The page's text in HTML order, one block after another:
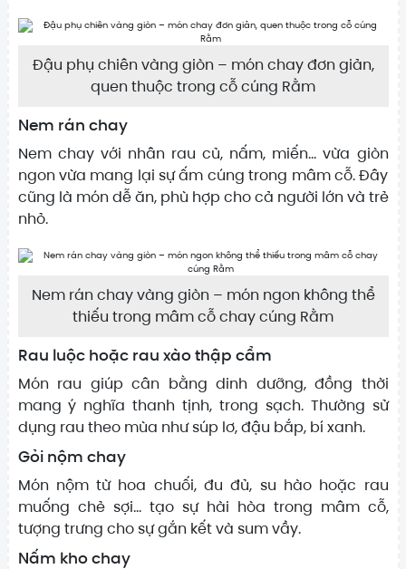
Đậu phụ chiên vàng giòn – món chay đơn giản,
quen thuộc trong cỗ cúng Rằm
Nem rán chay
Nem chay với nhân rau củ, nấm, miến… vừa giòn
ngon vừa mang lại sự ấm cúng trong mâm cỗ. Đây
cũng là món dễ ăn, phù hợp cho cả người lớn và trẻ
nhỏ.
Nem rán chay vàng giòn – món ngon không thể
thiếu trong mâm cỗ chay cúng Rằm
Rau luộc hoặc rau xào thập cẩm
Món rau giúp cân bằng dinh dưỡng, đồng thời
mang ý nghĩa thanh tịnh, trong sạch. Thường sử
dụng rau theo mùa như súp lơ, đậu bắp, bí xanh.
Gỏi nộm chay
Món nộm từ hoa chuối, đu đủ, su hào hoặc rau
muống chẻ sợi… tạo sự hài hòa trong mâm cỗ,
tượng trưng cho sự gắn kết và sum vầy.
Nấm kho chay